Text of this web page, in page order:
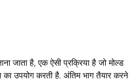
जाता है, एक ऐसी प्रक्रिया है जो मोल्ड
उपयोग करती है. अंतिम भाग तैयार करने